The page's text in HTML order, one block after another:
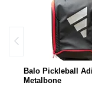
Balo Pickleball
Metalbone